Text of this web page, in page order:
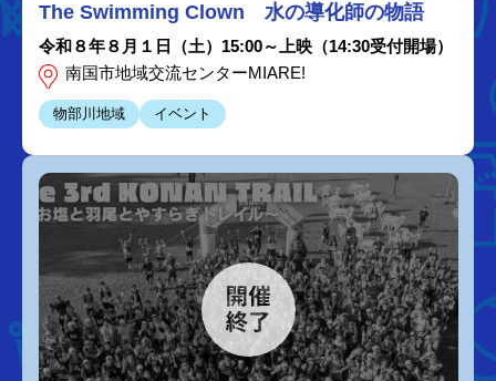
The Swimming Clown 水の導化師の物語
令和８年８月１日（土）15:00～上映（14:30受付開場）
南国市地域交流センターMIARE!
物部川地域 イベント